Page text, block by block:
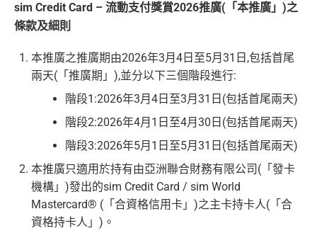
sim Credit Card – 流動支付獎賞2026推廣(「本推廣」)之
條款及細則
本推廣之推廣期由2026年3月4日至5月31日,包括首尾
兩天(「推廣期」),並分以下三個階段進行:
階段1:2026年3月4日至3月31日(包括首尾兩天)
階段2:2026年4月1日至4月30日(包括首尾兩天)
階段3:2026年5月1日至5月31日(包括首尾兩天)
本推廣只適用於持有由亞洲聯合財務有限公司(「發卡
機構」)發出的sim Credit Card / sim World
Mastercard® (「合資格信用卡」)之主卡持卡人(「合
資格持卡人」)。